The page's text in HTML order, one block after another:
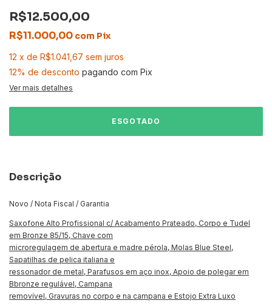
R$12.500,00
R$11.000,00 com Pix
12 x de R$1.041,67 sem juros
12% de desconto pagando com Pix
Ver mais detalhes
Descrição
Novo / Nota Fiscal / Garantia
Saxofone Alto Profissional c/ Acabamento Prateado, Corpo e Tudel
em Bronze 85/15, Chave com
microregulagem de abertura e madre pérola, Molas Blue Steel,
Sapatilhas de pelica italiana e
ressonador de metal, Parafusos em aço inox, Apoio de polegar em
Bbronze regulável, Campana
removível, Gravuras no corpo e na campana e Estojo Extra Luxo